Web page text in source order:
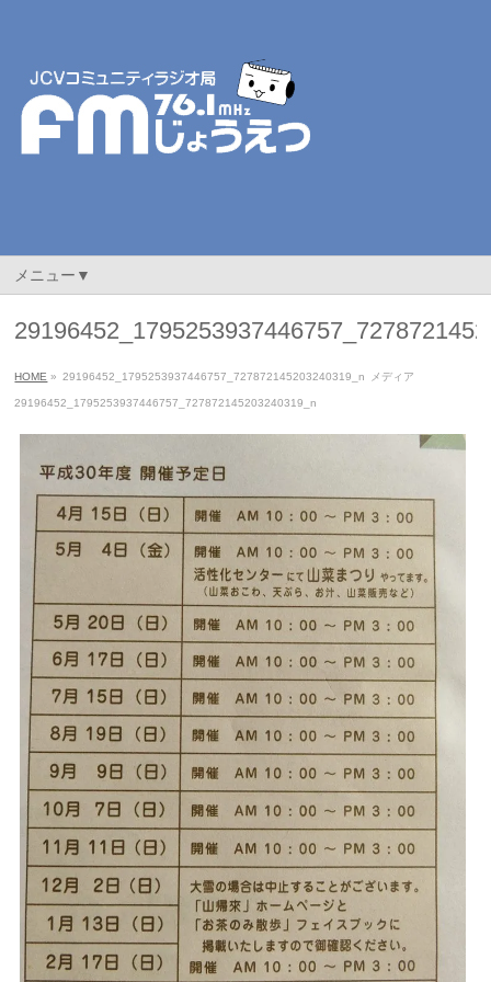
メニュー▼
HOME » 29196452_1795253937446757_727872145203240319_n メディア
29196452_1795253937446757_727872145203240319_n